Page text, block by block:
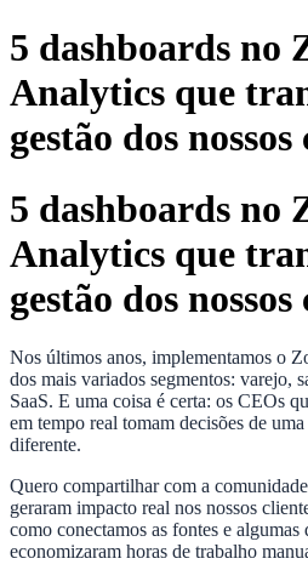
5 dashboards no
Analytics que
gestão dos
5 dashboards no
Analytics que
gestão dos
Nos últimos anos, implementamos o
dos mais variados segmentos: varejo,
SaaS. E uma coisa é certa: os CEOs
em tempo real tomam decisões de
diferente.
Quero compartilhar com a
geraram impacto real nos nossos
como conectamos as fontes e
economizaram horas de trabalho